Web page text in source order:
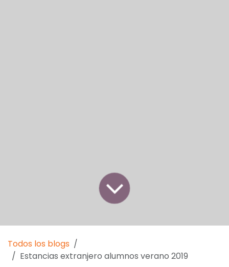
Todos los blogs
Estancias extranjero alumnos verano 2019